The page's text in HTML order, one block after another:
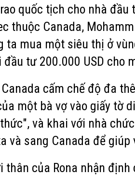
quốc tịch cho nhà
thuộc Canada,
ta mua một siêu thị ở
đầu tư 200.000 USD cho
cấm chế độ đa
một bà vợ vào giấy tờ
và khai với nhà
và sang Canada để
thân của Rona nhận